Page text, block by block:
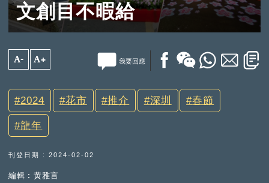
文創目不暇給
A- A+ 我要回應
2024 花市 推介 深圳 春節
龍年
刊登日期 : 2024-02-02
編輯︰黄雅言